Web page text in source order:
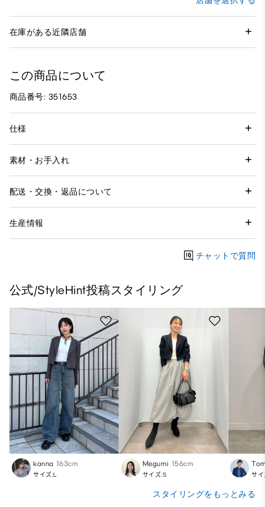
在庫がある近隣店舗
この商品について
商品番号: 351653
仕様
素材・お手入れ
配送・交換・返品について
生産情報
チャットで質問
公式/StyleHint投稿スタイリング
kanna 163cm
サイズ:L
Megumi 156cm
サイズ:S サ
スタイリングをもっとみる